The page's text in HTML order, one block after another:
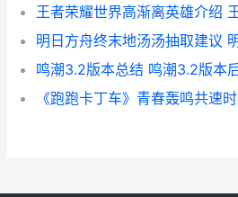
王者荣耀世界高渐离英雄介绍